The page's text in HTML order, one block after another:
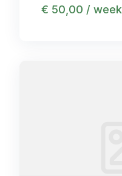
€ 50,00 / week